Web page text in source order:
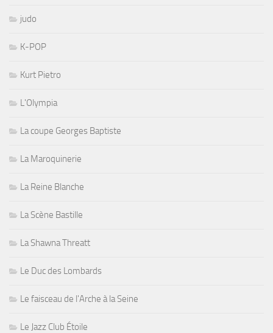
judo
K-POP
Kurt Pietro
L'Olympia
La coupe Georges Baptiste
La Maroquinerie
La Reine Blanche
La Scène Bastille
La Shawna Threatt
Le Duc des Lombards
Le faisceau de l'Arche à la Seine
Le Jazz Club Étoile